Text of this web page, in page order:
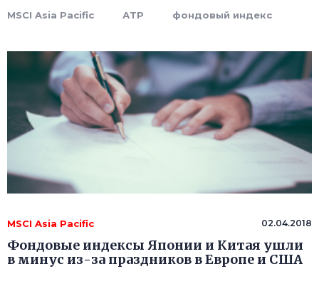
MSCI Asia Pacific АТР фондовый индекс
MSCI Asia Pacific 02.04.2018
Фондовые индексы Японии и Китая ушли
в минус из-за праздников в Европе и США